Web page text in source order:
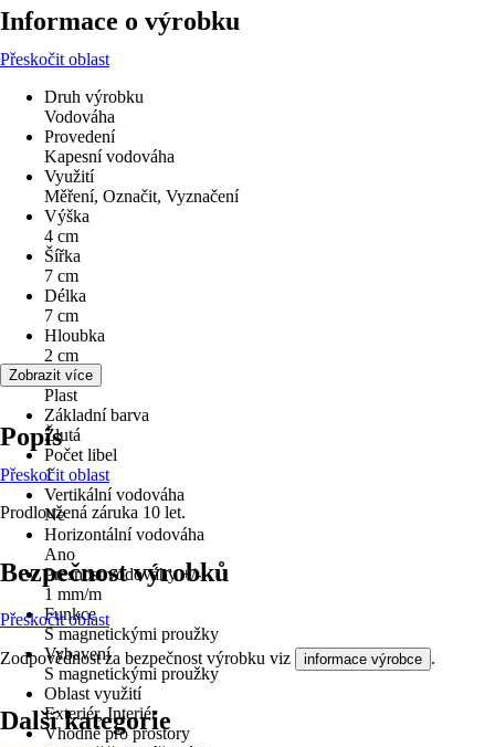
Informace o výrobku
Přeskočit oblast
Druh výrobku
Vodováha
Provedení
Kapesní vodováha
Využití
Měření, Označit, Vyznačení
Výška
4 cm
Šířka
7 cm
Délka
7 cm
Hloubka
2 cm
Materiál
Plast
Základní barva
Žlutá
Počet libel
1
Vertikální vodováha
Ne
Horizontální vodováha
Ano
Presnost vodováhy +/-
1 mm/m
Funkce
S magnetickými proužky
Vybavení
S magnetickými proužky
Oblast využití
Exteriér, Interiér
Vhodné pro prostory
Zobrazit více
Popis
Přeskočit oblast
Prodloužená záruka 10 let.
Bezpečnost výrobků
Přeskočit oblast
Zodpovědnost za bezpečnost výrobku viz informace výrobce .
Další kategorie